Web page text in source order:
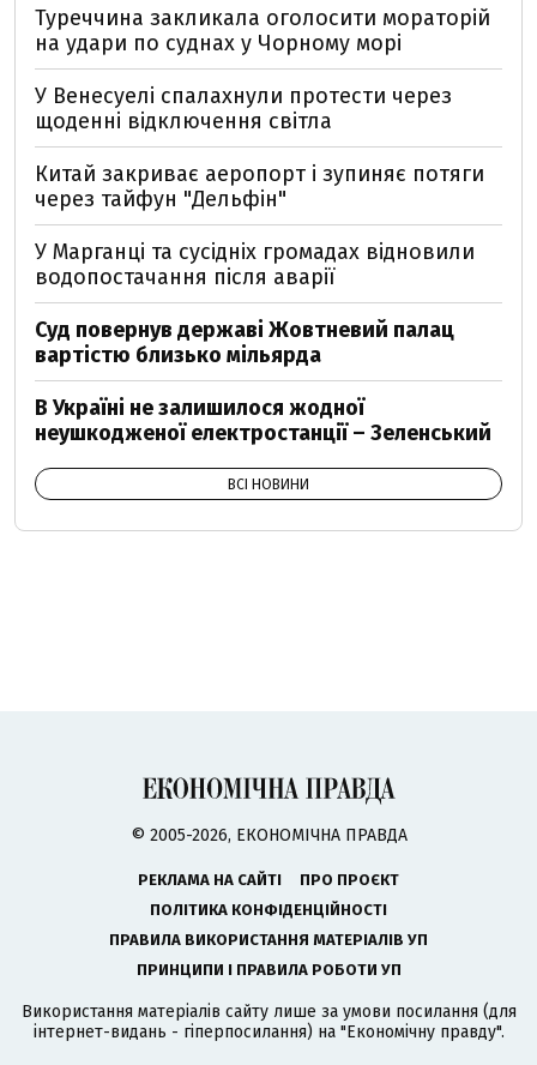
Туреччина закликала оголосити мораторій
на удари по суднах у Чорному морі
У Венесуелі спалахнули протести через
щоденні відключення світла
Китай закриває аеропорт і зупиняє потяги
через тайфун "Дельфін"
У Марганці та сусідніх громадах відновили
водопостачання після аварії
Суд повернув державі Жовтневий палац
вартістю близько мільярда
В Україні не залишилося жодної
неушкодженої електростанції – Зеленський
ВСІ НОВИНИ
© 2005-2026, ЕКОНОМІЧНА ПРАВДА
РЕКЛАМА НА САЙТІ
ПРО ПРОЄКТ
ПОЛІТИКА КОНФІДЕНЦІЙНОСТІ
ПРАВИЛА ВИКОРИСТАННЯ МАТЕРІАЛІВ УП
ПРИНЦИПИ І ПРАВИЛА РОБОТИ УП
Використання матеріалів сайту лише за умови посилання (для
інтернет-видань - гіперпосилання) на "Економічну правду".